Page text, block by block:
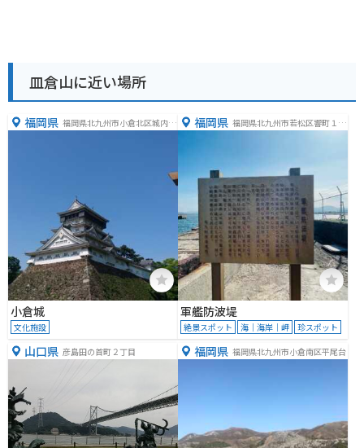
皿倉山に近い場所
福岡県 福岡県北九州市小倉北区城内２
小倉城
文化施設
福岡県 福岡県北九州市若松区響町１丁
軍艦防波堤
絶景スポット 海｜海岸｜岬 珍スポット
山口県 彦島田の首町２丁目 福岡県 福岡県北九州市小倉南区平尾台